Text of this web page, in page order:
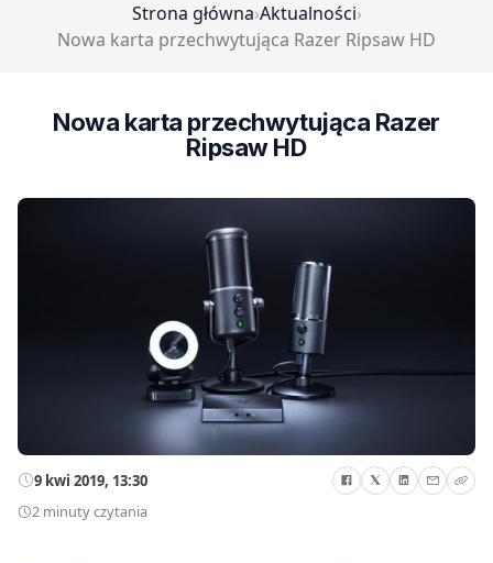
Strona główna›Aktualności›
Nowa karta przechwytująca Razer Ripsaw HD
Nowa karta przechwytująca Razer
Ripsaw HD
9 kwi 2019, 13:30
2 minuty czytania